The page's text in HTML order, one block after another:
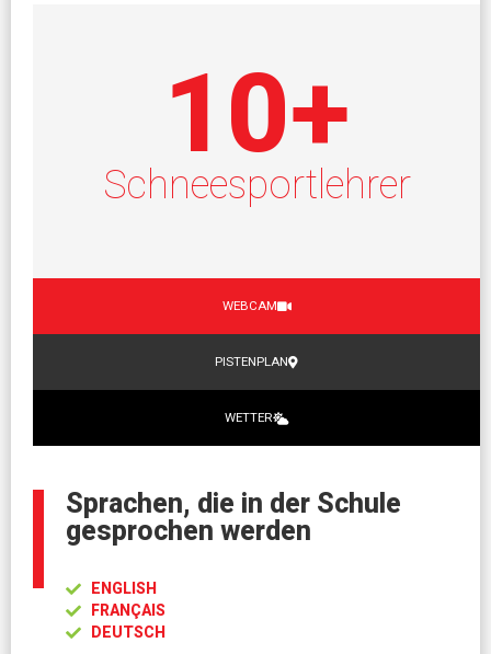
Schneesportlehrer
10+
WEBCAM
PISTENPLAN
WETTER
Sprachen, die in der Schule
gesprochen werden
ENGLISH
FRANÇAIS
DEUTSCH